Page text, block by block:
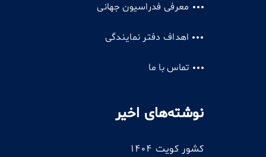
معرفی فدراسیون جهانی
اهداف دفتر نمایندگی
تماس با ما
نوشته‌های اخیر
کشور کویت 1404